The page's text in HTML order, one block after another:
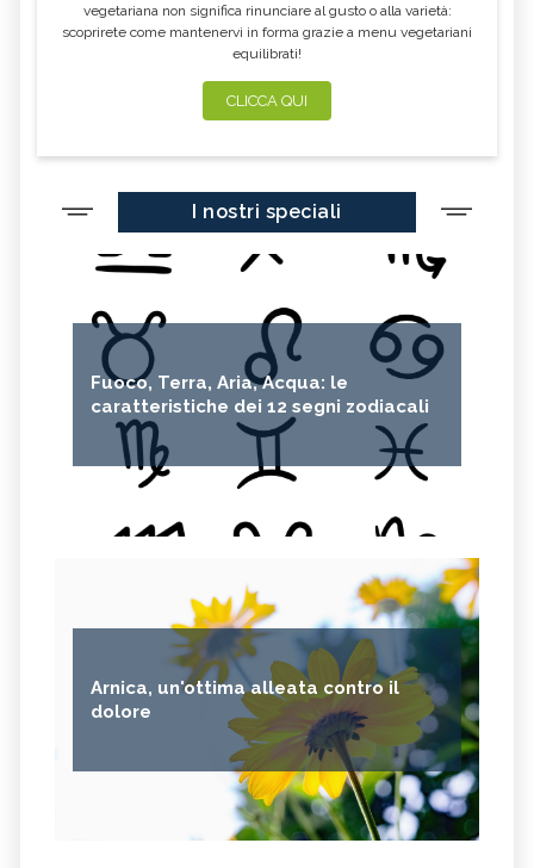
vegetariana non significa rinunciare al gusto o alla varietà:
scoprirete come mantenervi in forma grazie a menu vegetariani
equilibrati!
CLICCA QUI
I nostri speciali
Fuoco, Terra, Aria, Acqua: le
caratteristiche dei 12 segni zodiacali
Arnica, un'ottima alleata contro il
dolore